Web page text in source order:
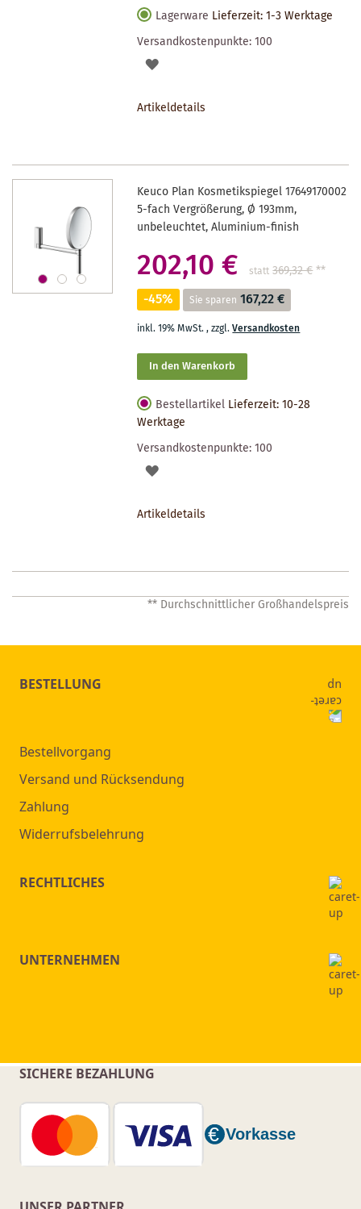
Lagerware Lieferzeit: 1-3 Werktage
Versandkostenpunkte:100
AUF
Artikeldetails
Keuco Plan Kosmetikspiegel 17649170002
5-fach Vergrößerung, Ø 193mm,
unbeleuchtet, Aluminium-finish
202,10 € statt 369,32 €**
-45% Sie sparen 167,22 €
inkl. 19% MwSt.,zzgl.Versandkosten
In den Warenkorb
Bestellartikel Lieferzeit: 10-28
Werktage
Versandkostenpunkte:100
AUF
Artikeldetails
** Durchschnittlicher Großhandelspreis
BESTELLUNG
Bestellvorgang
Versand und Rücksendung
Zahlung
Widerrufsbelehrung
RECHTLICHES
UNTERNEHMEN
SICHERE BEZAHLUNG